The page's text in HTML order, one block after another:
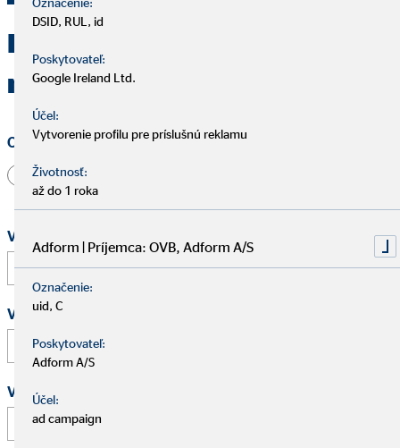
Kontaktujte OVB Nové Mesto
nad Váhom
Oslovenie
Pán
Vaše meno a priezvisko
Vaša e-mailová adresa
Vaše telefónne číslo
DSID, RUL, id
Poskytovateľ:
Google Ireland Ltd.
Účel:
Vytvorenie profilu pre príslušnú reklamu
Životnosť:
až do 1 roka
Adform | Príjemca: OVB, Adform A/S
Označenie:
uid, C
Poskytovateľ:
Adform A/S
Účel:
ad campaign